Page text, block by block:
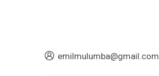
emilmulumba@gmail.com